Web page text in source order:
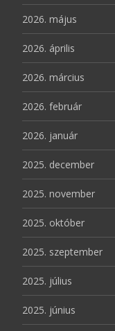
2026. május
2026. április
2026. március
2026. február
2026. január
2025. december
2025. november
2025. október
2025. szeptember
2025. július
2025. június